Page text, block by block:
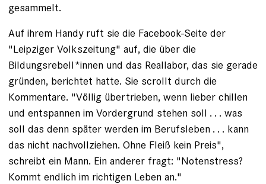
gesammelt.
Auf ihrem Handy ruft sie die ­Facebook-Seite der
"Leipziger Volkszeitung" auf, die über die
Bildungsrebell*innen und das Reallabor, das sie gerade
gründen, ­berichtet hatte. Sie scrollt durch die
Kommentare. "Völlig übertrieben, wenn lieber chillen
und entspannen im Vordergrund ­stehen soll . . . was
soll das denn später werden im Berufs­leben . . . kann
das nicht nachvollziehen. Ohne Fleiß kein Preis",
schreibt ein Mann. Ein anderer fragt: "Notenstress?
Kommt endlich im richtigen Leben an."